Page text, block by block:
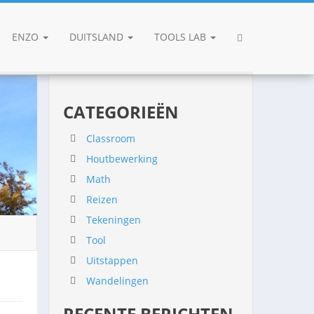
ENZO DUITSLAND TOOLS LAB
CATEGORIEËN
Classroom
Houtbewerking
Math
Reizen
Tekeningen
Tool
Uitstappen
Wandelingen